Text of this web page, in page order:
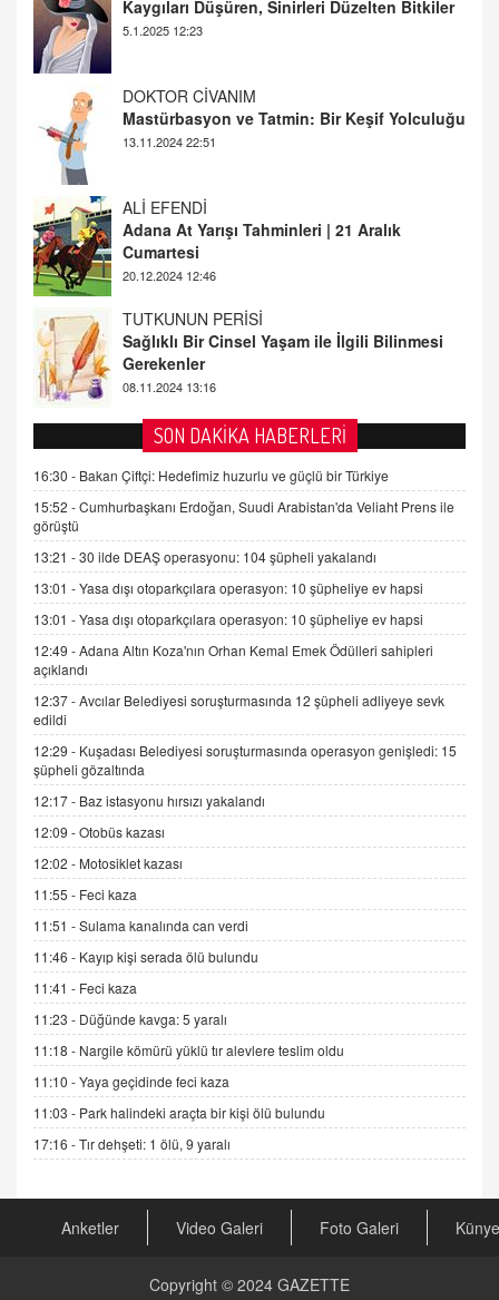
Mastürbasyon ve Tatmin: Bir Keşif Yolculuğu
13.11.2024 22:51
ALİ EFENDİ
Adana At Yarışı Tahminleri | 21 Aralık
Cumartesi
TUTKUNUN PERİSİ
Sağlıklı Bir Cinsel Yaşam ile İlgili Bilinmesi
Gerekenler
08.11.2024 13:16
FARUK ÖNALAN
Tezkere Onaylanmasaydı…
2 Kasım 2021 Salı 00:11
AV. DOĞAN CAN DOĞAN
Kişisel verilerin korunması ve dijital hukukun
gelişimi
15.09.2025 16:17
SEHER EREK
Kış Ayları Geldi, Hangi Önlemler Alınmalı?
9.12.2025 10:11
İNCİ GÜL AKÖL
06.07.2026 13:00
ADEM AKÖL
Esed Destekçilerinin Yüzüne Vurulan Şamar:
Sednaya
11.12.2024 12:30
DR. EKREM ASLAN
Gerçek Ne, Algı Ne? "Beraber Yürüyoruz"
Cümlesinin Peşinden
19.07.2025 12:45
GÖNÜL MENEKŞE
Şifacının Yolu
04.11.2025 12:56
AV. RÜMEYSA ÖZKALE
Kira Uyuşmazlıklarında Dava Açmadan Önce
Arabulucuya Başvuru Şartı
CAN UĞURATEŞ
Değişen yapısıyla Suriye
SON DAKİKA HABERLERİ
16:30 - Bakan Çiftçi: Hedefimiz huzurlu ve güçlü bir Türkiye
15:52 -Cumhurbaşkanı Erdoğan, Suudi Arabistan'da Veliaht Prens ile
görüştü
13:21 -30 ilde DEAŞ operasyonu: 104 şüpheli yakalandı
13:01 -Yasa dışı otoparkçılara operasyon: 10 şüpheliye ev hapsi
13:01 -Yasa dışı otoparkçılara operasyon: 10 şüpheliye ev hapsi
12:49 -Adana Altın Koza'nın Orhan Kemal Emek Ödülleri sahipleri
açıklandı
12:37 -Avcılar Belediyesi soruşturmasında 12 şüpheli adliyeye sevk
edildi
12:29 - Kuşadası Belediyesi soruşturmasında operasyon genişledi: 15
şüpheli gözaltında
12:17 - Baz istasyonu hırsızı yakalandı
12:09 -Otobüs kazası
12:02 - Motosiklet kazası
11:55 - Feci kaza
11:51 -Sulama kanalında can verdi
11:46 - Kayıp kişi serada ölü bulundu
11:41 - Feci kaza
11:23 - Düğünde kavga: 5 yaralı
11:18 - Nargile kömürü yüklü tır alevlere teslim oldu
11:10 -Yaya geçidinde feci kaza
11:03 - Park halindeki araçta bir kişi ölü bulundu
17:16 -Tır dehşeti: 1 ölü, 9 yaralı
Anketler Video Galeri Foto Galeri Künye
Copyright © 2024 GAZETTE